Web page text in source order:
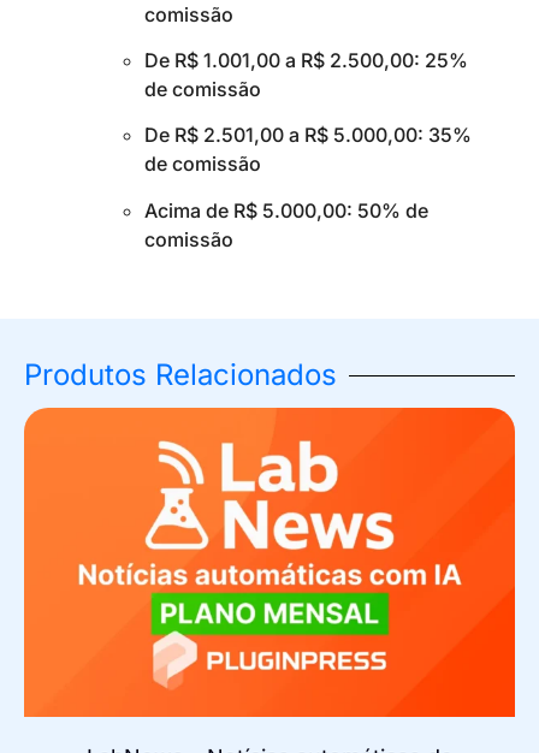
comissão
De R$ 1.001,00 a R$ 2.500,00: 25%
de comissão
De R$ 2.501,00 a R$ 5.000,00: 35%
de comissão
Acima de R$ 5.000,00: 50% de
comissão
Produtos Relacionados